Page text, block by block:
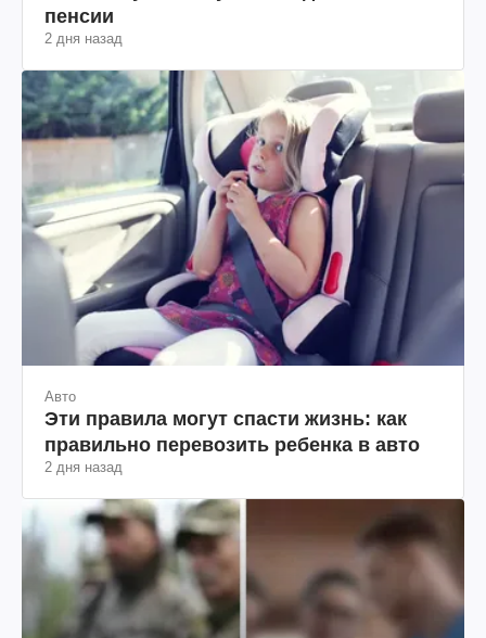
пенсии
2 дня назад
Авто
Эти правила могут спасти жизнь: как
правильно перевозить ребенка в авто
2 дня назад